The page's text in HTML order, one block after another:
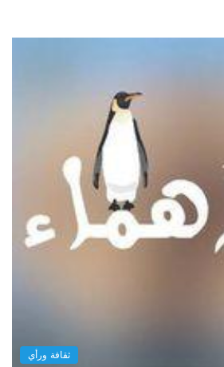
ثقافة ورأي